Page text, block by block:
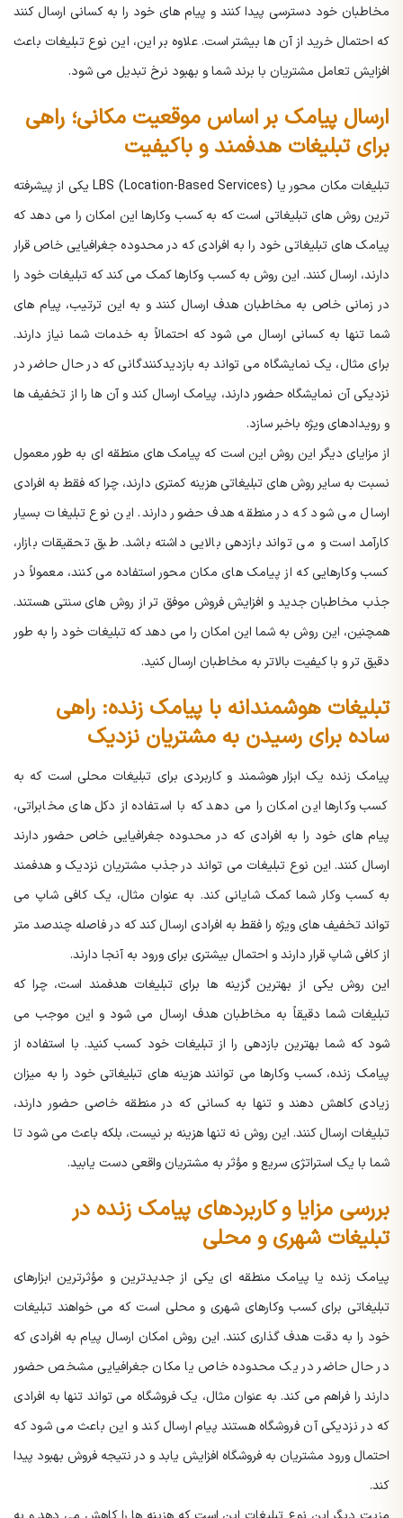
مخاطبان خود دسترسی پیدا کنند و پیام های خود را به کسانی ارسال کنند
که احتمال خرید از آن ها بیشتر است. علاوه بر این، این نوع تبلیغات باعث
افزایش تعامل مشتریان با برند شما و بهبود نرخ تبدیل می شود.
ارسال پیامک بر اساس موقعیت مکانی؛ راهی
برای تبلیغات هدفمند و باکیفیت
تبلیغات مکان محور یا LBS (Location-Based Services) یکی از پیشرفته
ترین روش های تبلیغاتی است که به کسب وکارها این امکان را می دهد که
پیامک های تبلیغاتی خود را به افرادی که در محدوده جغرافیایی خاص قرار
دارند، ارسال کنند. این روش به کسب وکارها کمک می کند که تبلیغات خود را
در زمانی خاص به مخاطبان هدف ارسال کنند و به این ترتیب، پیام های
شما تنها به کسانی ارسال می شود که احتمالاً به خدمات شما نیاز دارند.
برای مثال، یک نمایشگاه می تواند به بازدیدکنندگانی که در حال حاضر در
نزدیکی آن نمایشگاه حضور دارند، پیامک ارسال کند و آن ها را از تخفیف ها
و رویدادهای ویژه باخبر سازد.
از مزایای دیگر این روش این است که پیامک های منطقه ای به طور معمول
نسبت به سایر روش های تبلیغاتی هزینه کمتری دارند، چرا که فقط به افرادی
ارسال می شود که در منطقه هدف حضور دارند. این نوع تبلیغات بسیار
کارآمد است و می تواند بازدهی بالایی داشته باشد. طبق تحقیقات بازار،
کسب وکارهایی که از پیامک های مکان محور استفاده می کنند، معمولاً در
جذب مخاطبان جدید و افزایش فروش موفق تر از روش های سنتی هستند.
همچنین، این روش به شما این امکان را می دهد که تبلیغات خود را به طور
دقیق تر و با کیفیت بالاتر به مخاطبان ارسال کنید.
تبلیغات هوشمندانه با پیامک زنده: راهی
ساده برای رسیدن به مشتریان نزدیک
پیامک زنده یک ابزار هوشمند و کاربردی برای تبلیغات محلی است که به
کسب وکارها این امکان را می دهد که با استفاده از دکل های مخابراتی،
پیام های خود را به افرادی که در محدوده جغرافیایی خاص حضور دارند
ارسال کنند. این نوع تبلیغات می تواند در جذب مشتریان نزدیک و هدفمند
به کسب وکار شما کمک شایانی کند. به عنوان مثال، یک کافی شاپ می
تواند تخفیف های ویژه را فقط به افرادی ارسال کند که در فاصله چندصد متر
از کافی شاپ قرار دارند و احتمال بیشتری برای ورود به آنجا دارند.
این روش یکی از بهترین گزینه ها برای تبلیغات هدفمند است، چرا که
تبلیغات شما دقیقاً به مخاطبان هدف ارسال می شود و این موجب می
شود که شما بهترین بازدهی را از تبلیغات خود کسب کنید. با استفاده از
پیامک زنده، کسب وکارها می توانند هزینه های تبلیغاتی خود را به میزان
زیادی کاهش دهند و تنها به کسانی که در منطقه خاصی حضور دارند،
تبلیغات ارسال کنند. این روش نه تنها هزینه بر نیست، بلکه باعث می شود تا
شما با یک استراتژی سریع و مؤثر به مشتریان واقعی دست یابید.
بررسی مزایا و کاربردهای پیامک زنده در
تبلیغات شهری و محلی
پیامک زنده یا پیامک منطقه ای یکی از جدیدترین و مؤثرترین ابزارهای
تبلیغاتی برای کسب وکارهای شهری و محلی است که می خواهند تبلیغات
خود را به دقت هدف گذاری کنند. این روش امکان ارسال پیام به افرادی که
در حال حاضر در یک محدوده خاص یا مکان جغرافیایی مشخص حضور
دارند را فراهم می کند. به عنوان مثال، یک فروشگاه می تواند تنها به افرادی
که در نزدیکی آن فروشگاه هستند پیام ارسال کند و این باعث می شود که
احتمال ورود مشتریان به فروشگاه افزایش یابد و در نتیجه فروش بهبود پیدا
کند.